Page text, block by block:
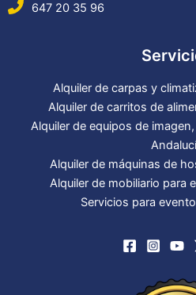
647 20 35 96
Alquiler de carpas y
Alquiler de carritos de
Alquiler de equipos de
Alquiler de máquinas de
Alquiler de mobiliario para
Servicios para